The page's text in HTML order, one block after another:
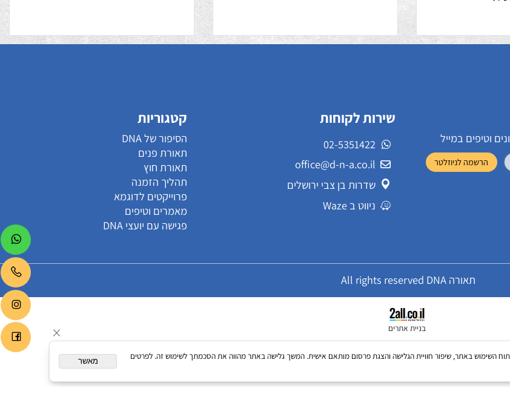
שירות לקוחות
02-5351422
office@d-n-a.co.il
קטגוריות
הסיפור של DNA
תאורת פנים
תאורת חוץ
תהליך הזמנה
מאמרים וטיפים
בניית אתרים